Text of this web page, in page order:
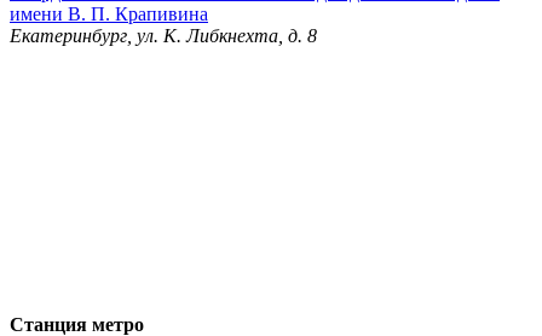
имени В. П. Крапивина
Екатеринбург, ул. К. Либкнехта, д. 8
Станция метро